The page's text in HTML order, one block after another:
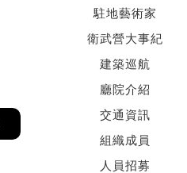
駐地藝術家
衛武營大事紀
建築巡航
廳院介紹
交通資訊
組織成員
人員招募